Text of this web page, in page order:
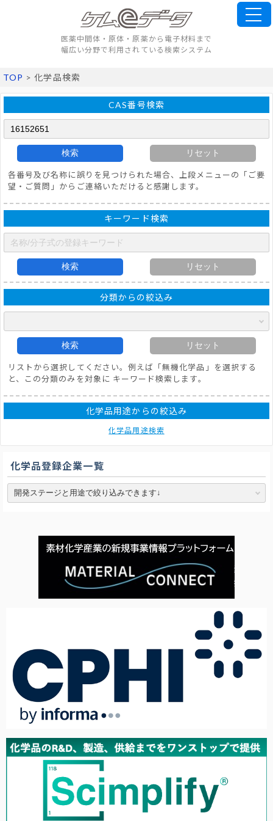
医薬中間体・原体・原薬から電子材料まで
幅広い分野で利用されている検索システム
TOP > 化学品検索
CAS番号検索
検索 リセット
各番号及び名称に誤りを見つけられた場合、上段メニューの「ご要
望・ご質問」からご連絡いただけると感謝します。
キーワード検索
検索 リセット
分類からの絞込み
検索 リセット
リストから選択してください。例えば「無機化学品」を選択する
と、この分類のみを対象に キーワード検索します。
化学品用途からの絞込み
化学品用途検索
化学品登録企業一覧